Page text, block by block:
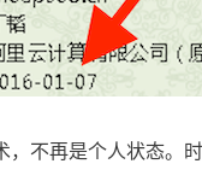
不再是个人状态